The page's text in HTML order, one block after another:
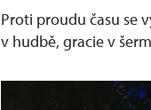
Proti proudu času se
v hudbě, gracie v